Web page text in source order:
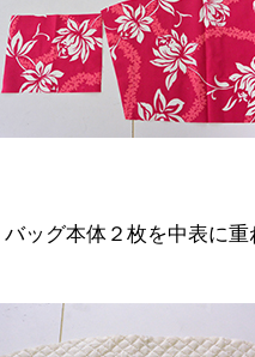
バッグ本体２枚を中表に